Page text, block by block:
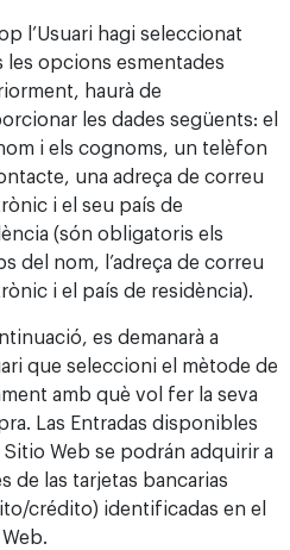
l’Usuari hagi seleccionat
les opcions esmentades
haurà de
les dades següents: el
i els cognoms, un telèfon
una adreça de correu
i el seu país de
(són obligatoris els
del nom, l’adreça de correu
i el país de residència).
es demanarà a
que seleccioni el mètode de
amb què vol fer la seva
Las Entradas disponibles
Sitio Web se podrán adquirir a
de las tarjetas bancarias
crédito) identificadas en el